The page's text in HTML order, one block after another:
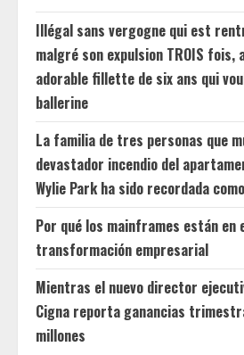
Illégal sans vergogne qui est
malgré son expulsion TROIS fois,
adorable fillette de six ans qui
ballerine
La familia de tres personas que
devastador incendio del
Wylie Park ha sido recordada
Por qué los mainframes están en
transformación empresarial
Mientras el nuevo director
Cigna reporta ganancias
millones